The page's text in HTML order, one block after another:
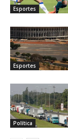
Esportes
Esportes
Política